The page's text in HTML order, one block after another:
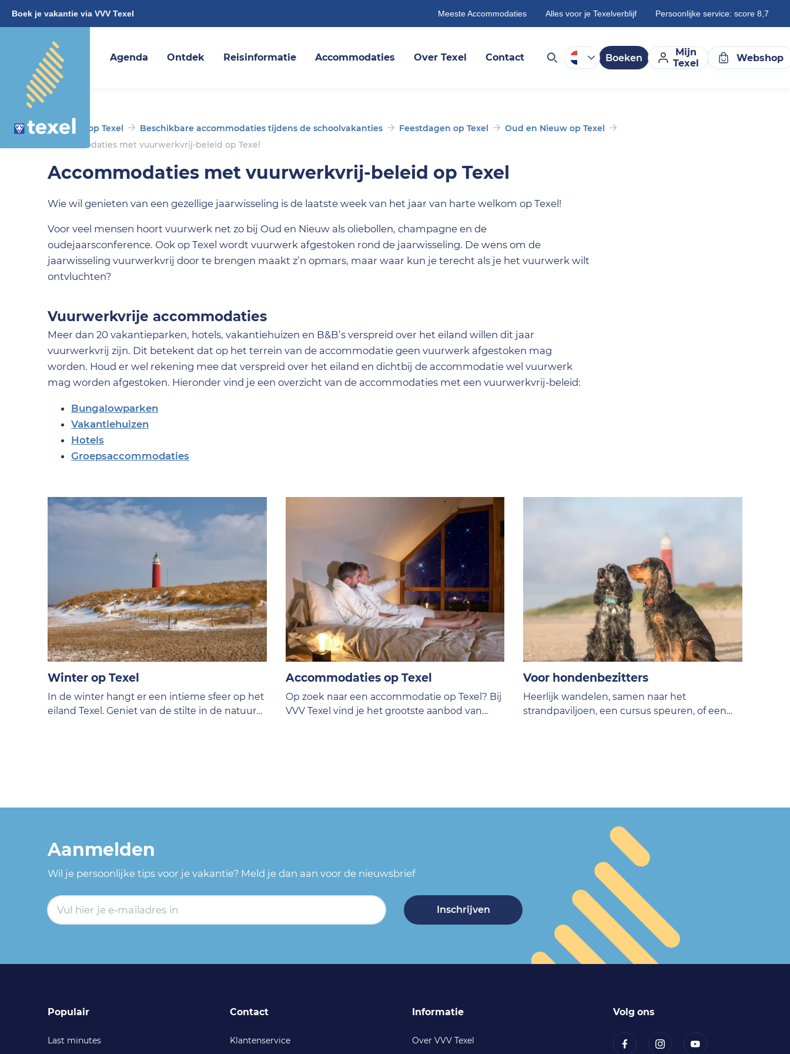
Boek je vakantie via VVV Texel Meeste Accommodaties Alles voor je Texelverblijf Persoonlijke service: score 8,7
Agenda Ontdek Reisinformatie Accommodaties Over Texel Contact Boeken
Mijn
Texel
Webshop
Vakantie op Texel Beschikbare accommodaties tijdens de schoolvakanties Feestdagen op Texel
Oud en Nieuw op Texel
Accommodaties met vuurwerkvrij-beleid op Texel
Accommodaties met vuurwerkvrij-beleid op Texel
Wie wil genieten van een gezellige jaarwisseling is de laatste week van het jaar van harte welkom op Texel!
Voor veel mensen hoort vuurwerk net zo bij Oud en Nieuw als oliebollen, champagne en de
oudejaarsconference. Ook op Texel wordt vuurwerk afgestoken rond de jaarwisseling. De wens om de
jaarwisseling vuurwerkvrij door te brengen maakt z’n opmars, maar waar kun je terecht als je het vuurwerk wilt
ontvluchten?
Vuurwerkvrije accommodaties
Meer dan 20 vakantieparken, hotels, vakantiehuizen en B&B’s verspreid over het eiland willen dit jaar
vuurwerkvrij zijn. Dit betekent dat op het terrein van de accommodatie geen vuurwerk afgestoken mag
worden. Houd er wel rekening mee dat verspreid over het eiland en dichtbij de accommodatie wel vuurwerk
mag worden afgestoken. Hieronder vind je een overzicht van de accommodaties met een vuurwerkvrij-beleid:
Bungalowparken
Vakantiehuizen
Hotels
Groepsaccommodaties
Winter op Texel
In de winter hangt er een intieme sfeer op het
eiland Texel. Geniet van de stilte in de natuur
Accommodaties op Texel
Op zoek naar een accommodatie op Texel? Bij
VVV Texel vind je het grootste aanbod van
Voor hondenbezitters
Heerlijk wandelen, samen naar het
strandpaviljoen, een cursus speuren, of een
Aanmelden
Wil je persoonlijke tips voor je vakantie? Meld je dan aan voor de nieuwsbrief
Inschrijven
Populair
Last minutes
Contact
Klantenservice
Informatie
Over VVV Texel
Volg ons